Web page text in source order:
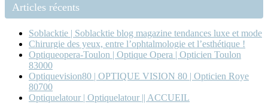
Articles récents
Soblacktie | Soblacktie blog magazine tendances luxe et mode
Chirurgie des yeux, entre l’ophtalmologie et l’esthétique !
Optiqueopera-Toulon | Optique Opera | Opticien Toulon
83000
Optiquevision80 | OPTIQUE VISION 80 | Opticien Roye
80700
Optiquelatour | Op­tiquela­tour || ACCUEIL